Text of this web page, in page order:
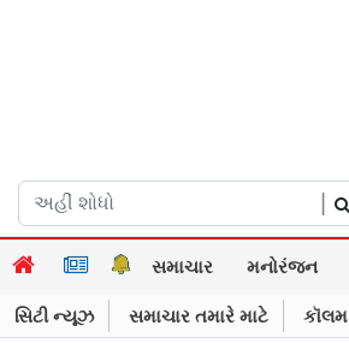
સમાચાર મનોરંજન
સિટી ન્યૂઝ સમાચાર તમારે માટે કૉલમ